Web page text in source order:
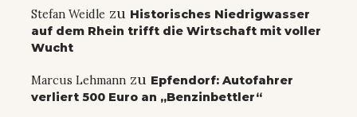
Stefan Weidle zu Historisches Niedrigwasser
auf dem Rhein trifft die Wirtschaft mit voller
Wucht
Marcus Lehmann zu Epfendorf: Autofahrer
verliert 500 Euro an „Benzinbettler“